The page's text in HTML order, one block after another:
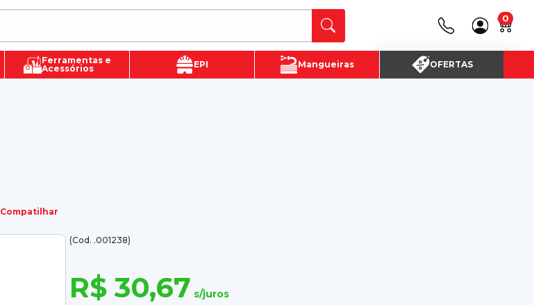
Canais de Atendimento
(16) 3720 - 4700
0
Ferramentas e
Acessórios
EPI Mangueiras OFERTAS
Compatilhar
(Cod. .001238)
R$ 30,67 s/juros